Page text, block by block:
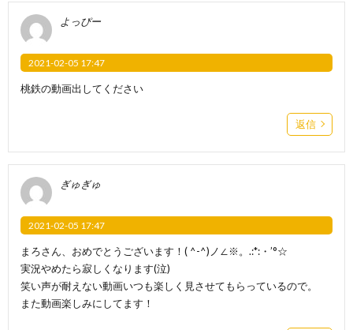
よっぴー
2021-02-05 17:47
桃鉄の動画出してください
返信
ぎゅぎゅ
2021-02-05 17:47
まろさん、おめでとうございます！( ^-^)ノ∠※。.:*:・’°☆
実況やめたら寂しくなります(泣)
笑い声が耐えない動画いつも楽しく見させてもらっているので。
また動画楽しみにしてます！